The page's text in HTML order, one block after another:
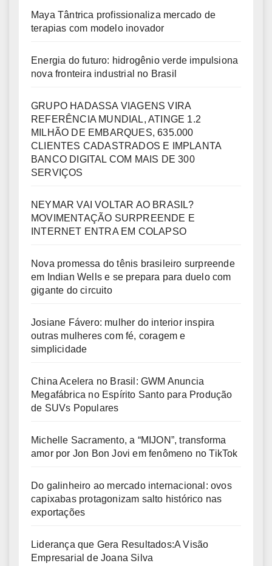
Maya Tântrica profissionaliza mercado de
terapias com modelo inovador
Energia do futuro: hidrogênio verde impulsiona
nova fronteira industrial no Brasil
GRUPO HADASSA VIAGENS VIRA
REFERÊNCIA MUNDIAL, ATINGE 1.2
MILHÃO DE EMBARQUES, 635.000
CLIENTES CADASTRADOS E IMPLANTA
BANCO DIGITAL COM MAIS DE 300
SERVIÇOS
NEYMAR VAI VOLTAR AO BRASIL?
MOVIMENTAÇÃO SURPREENDE E
INTERNET ENTRA EM COLAPSO
Nova promessa do tênis brasileiro surpreende
em Indian Wells e se prepara para duelo com
gigante do circuito
Josiane Fávero: mulher do interior inspira
outras mulheres com fé, coragem e
simplicidade
China Acelera no Brasil: GWM Anuncia
Megafábrica no Espírito Santo para Produção
de SUVs Populares
Michelle Sacramento, a “MIJON”, transforma
amor por Jon Bon Jovi em fenômeno no TikTok
Do galinheiro ao mercado internacional: ovos
capixabas protagonizam salto histórico nas
exportações
Liderança que Gera Resultados:A Visão
Empresarial de Joana Silva